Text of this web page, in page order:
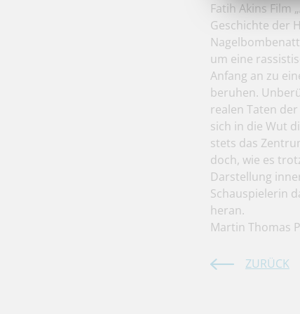
Fatih Akins Film
Geschichte der
um eine
Anfang an zu
beruhen.
realen Taten
sich in die Wut
stets das
doch, wie es
Darstellung
Schauspielerin
heran.
Martin Thomas
ZURÜCK